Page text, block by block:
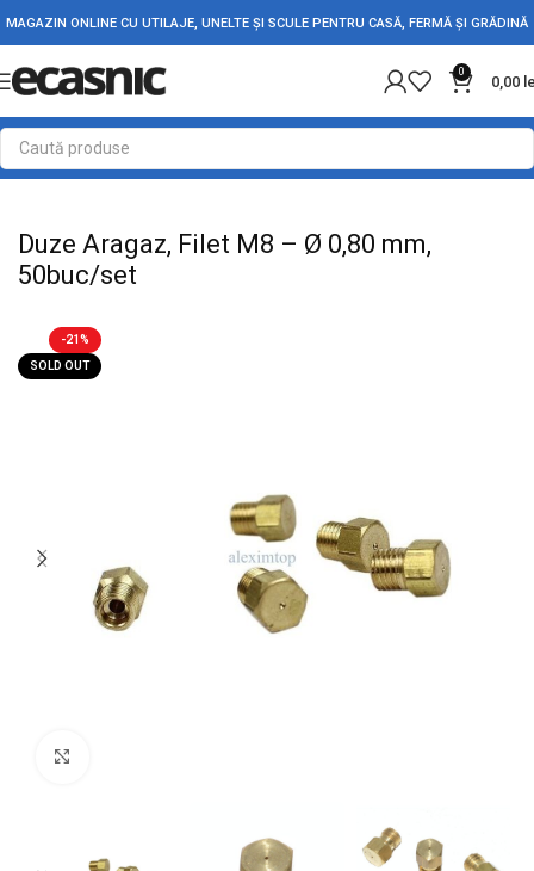
MAGAZIN ONLINE CU UTILAJE, UNELTE ȘI SCULE PENTRU CASĂ, FERMĂ ȘI GRĂDINĂ
0
0,00
Prima pagină Casă Rezistente Electrice
Duze Aragaz, Filet M8 – Ø 0,80 mm,
50buc/set
-21%
SOLD OUT